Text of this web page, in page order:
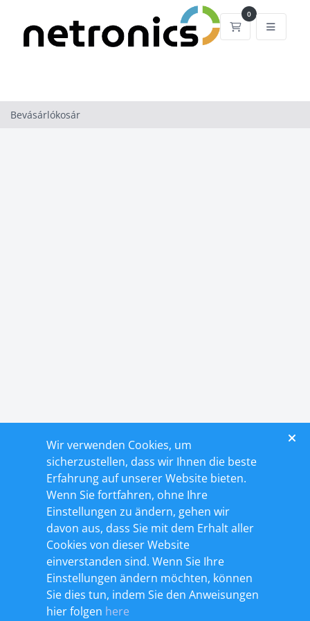
0
Bevásárlókosár
Bevásárlókosár
Magyar / € EUR
Wir verwenden Cookies, um
sicherzustellen, dass wir Ihnen die beste
Erfahrung auf unserer Website bieten.
Wenn Sie fortfahren, ohne Ihre
Einstellungen zu ändern, gehen wir
davon aus, dass Sie mit dem Erhalt aller
Cookies von dieser Website
einverstanden sind. Wenn Sie Ihre
Einstellungen ändern möchten, können
Sie dies tun, indem Sie den Anweisungen
hier folgen here